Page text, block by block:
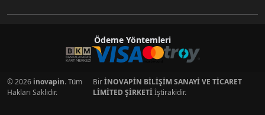
Ödeme Yöntemleri
© 2026 inovapin. Tüm
Hakları Saklıdır.
BirİNOVAPİN BİLİŞİM SANAYİ VE TİCARET
LİMİTED ŞİRKETİİştirakidir.